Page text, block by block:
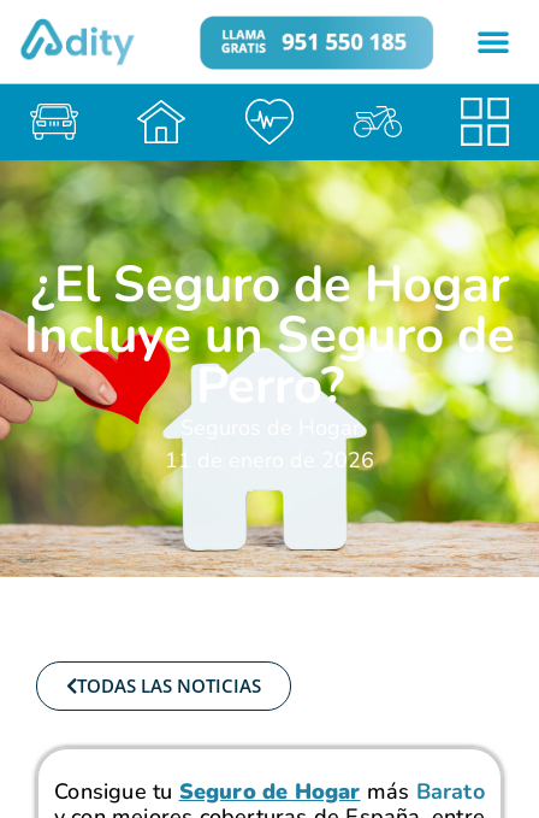
¿El Seguro de Hogar
Incluye un Seguro de
Perro?
Seguros de Hogar
11 de enero de 2026
TODAS LAS NOTICIAS
Consigue tu Seguro de Hogar más Barato